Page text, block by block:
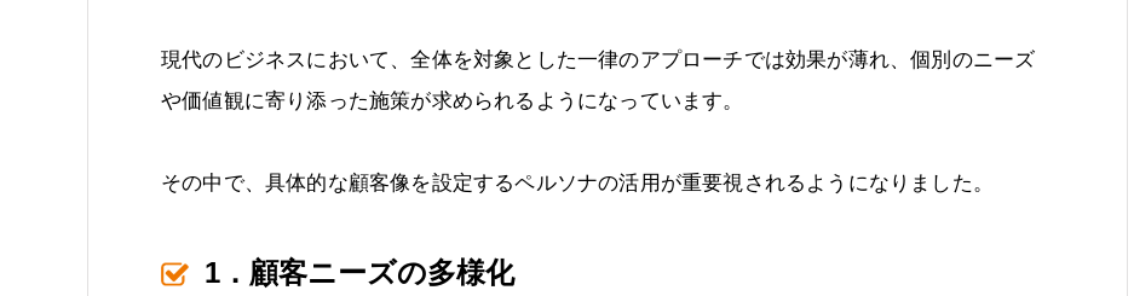
現代のビジネスにおいて、全体を対象とした一律のアプローチでは効果が薄れ、個別のニーズ
や価値観に寄り添った施策が求められるようになっています。
その中で、具体的な顧客像を設定するペルソナの活用が重要視されるようになりました。
1．顧客ニーズの多様化